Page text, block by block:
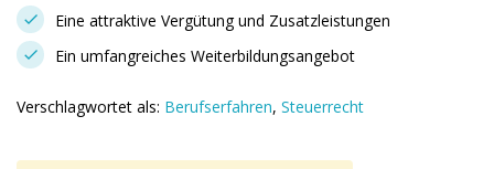
Eine attraktive Vergütung und Zusatzleistungen
Ein umfangreiches Weiterbildungsangebot
Verschlagwortet als: Berufserfahren, Steuerrecht